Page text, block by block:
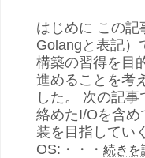
はじめに この記
Golangと表記）
構築の習得を目
進めることを考
した。 次の記
絡めたI/Oを含め
装を目指してい
OS:・・・ 続きを